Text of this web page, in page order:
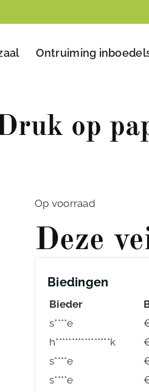
Ontruiming
op
Op voorraad
Deze
Biedingen
Bieder
s****e
h*****************k
s****e
s****e